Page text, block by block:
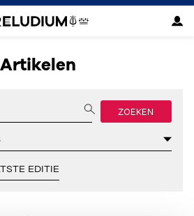
Artikelen
ZOEKEN
EDITIE